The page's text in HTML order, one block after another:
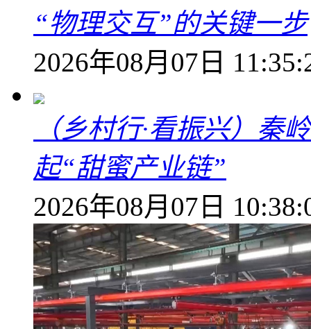
“物理交互”的关键一步
2026年08月07日
（乡村行·看振兴）秦
起“甜蜜产业链”
2026年08月07日